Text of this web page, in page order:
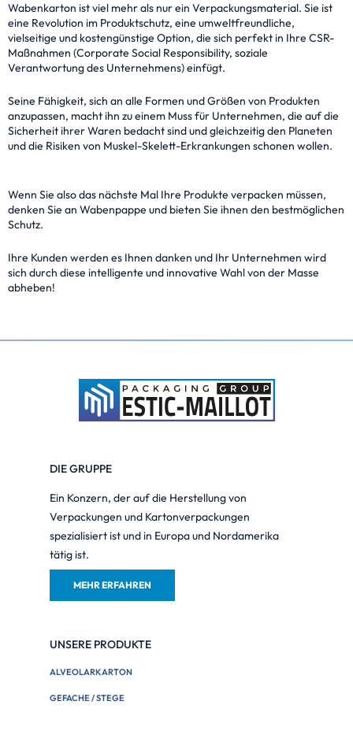
Wabenkarton ist viel mehr als nur ein Verpackungsmaterial. Sie ist
eine Revolution im Produktschutz, eine umweltfreundliche,
vielseitige und kostengünstige Option, die sich perfekt in Ihre CSR-
Maßnahmen (Corporate Social Responsibility, soziale
Verantwortung des Unternehmens) einfügt.
Seine Fähigkeit, sich an alle Formen und Größen von Produkten
anzupassen, macht ihn zu einem Muss für Unternehmen, die auf die
Sicherheit ihrer Waren bedacht sind und gleichzeitig den Planeten
und die Risiken von Muskel-Skelett-Erkrankungen schonen wollen.
Wenn Sie also das nächste Mal Ihre Produkte verpacken müssen,
denken Sie an Wabenpappe und bieten Sie ihnen den bestmöglichen
Schutz.
Ihre Kunden werden es Ihnen danken und Ihr Unternehmen wird
sich durch diese intelligente und innovative Wahl von der Masse
abheben!
DIE GRUPPE
Ein Konzern, der auf die Herstellung von
Verpackungen und Kartonverpackungen
spezialisiert ist und in Europa und Nordamerika
tätig ist.
MEHR ERFAHREN
UNSERE PRODUKTE
ALVEOLARKARTON
GEFACHE / STEGE